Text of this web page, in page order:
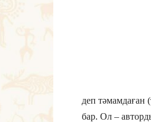
Күнәлі
деп тәмамдаған
бар. Ол –